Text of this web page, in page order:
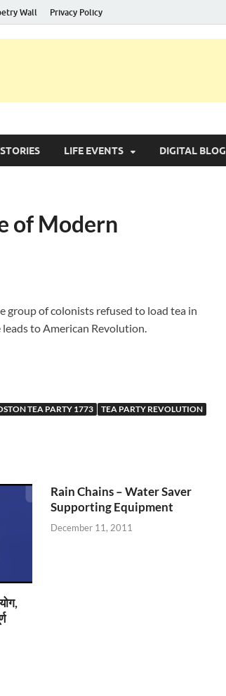
Wall Privacy Policy
STORIES LIFE EVENTS DIGITAL BLOG
of Modern
group of colonists refused to load tea in
to American Revolution.
TEA PARTY 1773 TEA PARTY REVOLUTION
Rain Chains – Water Saver
Supporting Equipment
December 11, 2011